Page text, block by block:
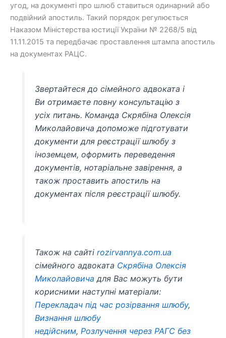
угод, на документі про шлюб ставиться одинарний або
подвійний апостиль. Такий порядок регулюється
Наказом Міністерства юстиції України № 2268/5 від
11.11.2015 та передбачає проставлення штампа апостиль
на документах РАЦС.
Звертайтеся до сімейного адвоката і
Ви отримаєте повну консультацію з
усіх питань. Команда Скрябіна Олексія
Миколайовича допоможе підготувати
документи для реєстрації шлюбу з
іноземцем, оформить переведення
документів, нотаріальне завірення, а
також проставить апостиль на
документах після реєстрації шлюбу.
Також на сайтіrozirvannya.com.ua
сімейного адвоката Скрябіна Олексія
Миколайовича для Вас можуть бути
корисними наступні матеріали:
Перекладач під час розірвання шлюбу,
Визнання шлюбу
недійсним, Розлучення через РАГС без